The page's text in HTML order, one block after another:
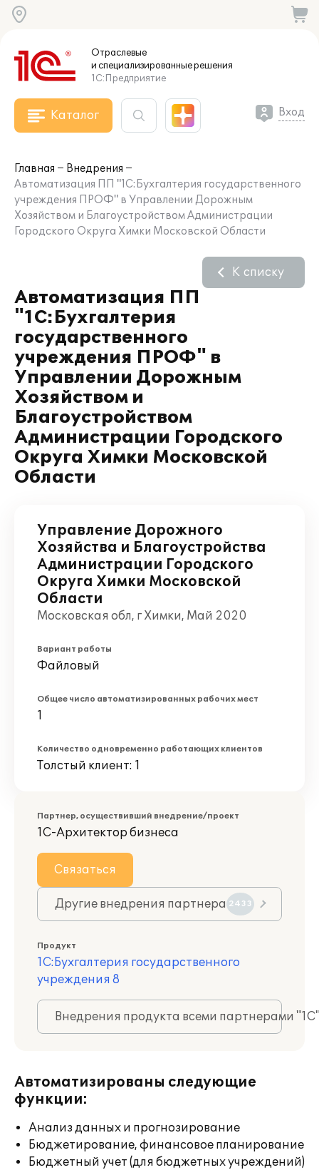
Отраслевые
и специализированныерешения
1С:Предприятие
Каталог Вход
Главная
Внедрения
Автоматизация ПП "1С:Бухгалтерия государственного
учреждения ПРОФ" в Управлении Дорожным
Хозяйством и Благоустройством Администрации
Городского Округа Химки Московской Области
Автоматизация ПП
"1С:Бухгалтерия
государственного
учреждения ПРОФ" в
Управлении Дорожным
Хозяйством и
Благоустройством
Администрации Городского
Округа Химки Московской
Области
К списку
Управление Дорожного
Хозяйства и Благоустройства
Администрации Городского
Округа Химки Московской
Области
Московская обл, г Химки, Май 2020
Вариант работы
Файловый
Общее число автоматизированных рабочих мест
1
Количество одновременно работающих клиентов
Толстый клиент: 1
Партнер, осуществивший внедрение/проект
1С-Архитектор бизнеса
Связаться
Другие внедрения партнера 2433
Продукт
1С:Бухгалтерия государственного
учреждения 8
Внедрения продукта всеми партнерами
Автоматизированы следующие
функции:
Анализ данных и прогнозирование
Бюджетирование, финансовое планирование
Бюджетный учет (для бюджетных учреждений)